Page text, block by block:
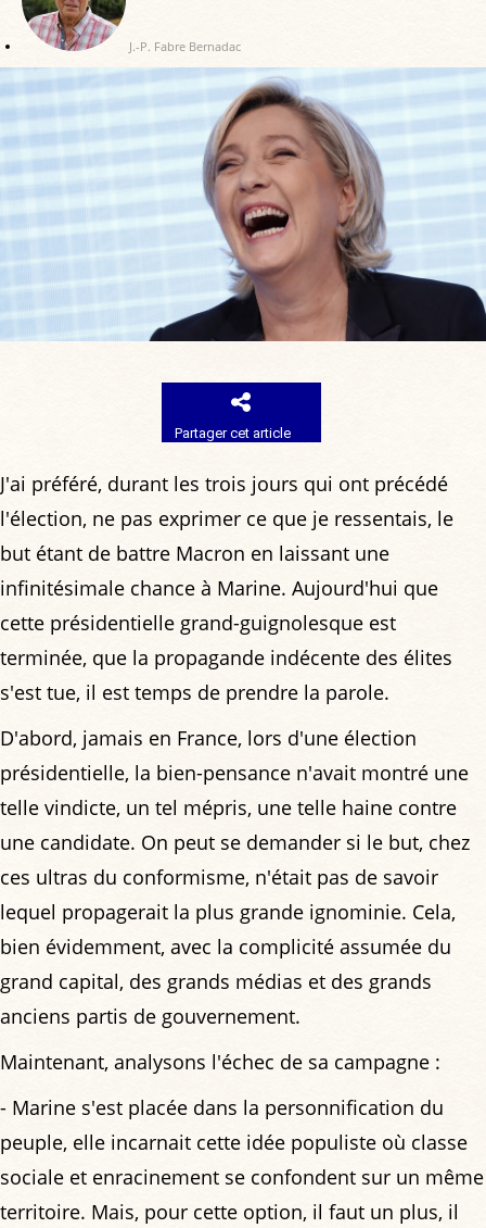
J.-P. Fabre Bernadac
Partager cet article
J'ai préféré, durant les trois jours qui ont précédé
l'élection, ne pas exprimer ce que je ressentais, le
but étant de battre Macron en laissant une
infinitésimale chance à Marine. Aujourd'hui que
cette présidentielle grand-guignolesque est
terminée, que la propagande indécente des élites
s'est tue, il est temps de prendre la parole.
D'abord, jamais en France, lors d'une élection
présidentielle, la bien-pensance n'avait montré une
telle vindicte, un tel mépris, une telle haine contre
une candidate. On peut se demander si le but, chez
ces ultras du conformisme, n'était pas de savoir
lequel propagerait la plus grande ignominie. Cela,
bien évidemment, avec la complicité assumée du
grand capital, des grands médias et des grands
anciens partis de gouvernement.
Maintenant, analysons l'échec de sa campagne :
- Marine s'est placée dans la personnification du
peuple, elle incarnait cette idée populiste où classe
sociale et enracinement se confondent sur un même
territoire. Mais, pour cette option, il faut un plus, il